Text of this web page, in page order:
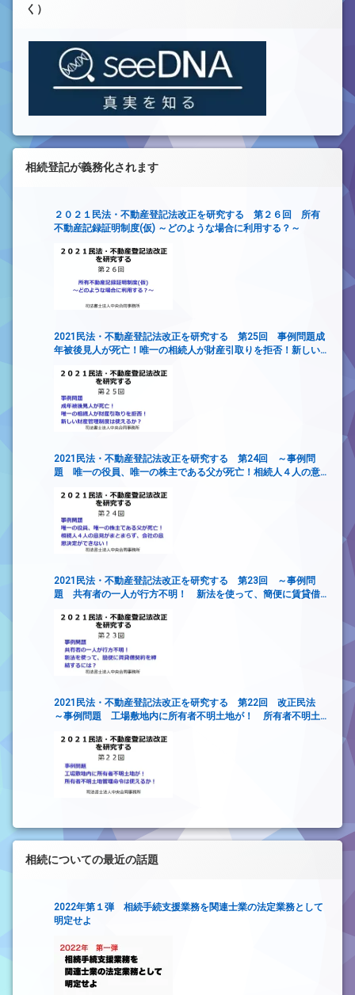
く）
相続登記が義務化されます
２０２１民法・不動産登記法改正を研究する 第２６回 所有
不動産記録証明制度(仮) ～どのような場合に利用する？～
2021民法・不動産登記法改正を研究する 第25回 事例問題成
年被後見人が死亡！唯一の相続人が財産引取りを拒否！新しい
2021民法・不動産登記法改正を研究する 第24回 ～事例問
題 唯一の役員、唯一の株主である父が死亡！相続人４人の意
2021民法・不動産登記法改正を研究する 第23回 ～事例問
題 共有者の一人が行方不明！ 新法を使って、簡便に賃貸借
2021民法・不動産登記法改正を研究する 第22回 改正民法
～事例問題 工場敷地内に所有者不明土地が！ 所有者不明土
相続についての最近の話題
2022年第１弾 相続手続支援業務を関連士業の法定業務として
明定せよ